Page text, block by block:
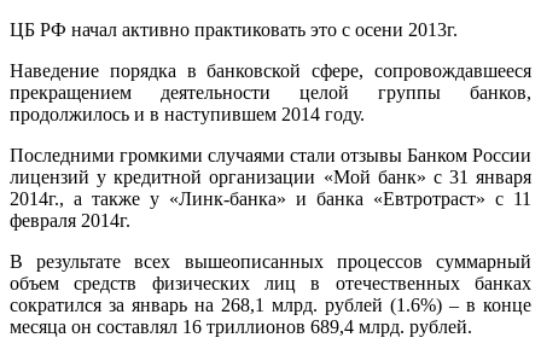
ЦБ РФ начал активно практиковать это с осени 2013г.
Наведение порядка в банковской сфере, сопровождавшееся
прекращением деятельности целой группы банков,
продолжилось и в наступившем 2014 году.
Последними громкими случаями стали отзывы Банком России
лицензий у кредитной организации «Мой банк» с 31 января
2014г., а также у «Линк-банка» и банка «Евтротраст» с 11
февраля 2014г.
В результате всех вышеописанных процессов суммарный
объем средств физических лиц в отечественных банках
сократился за январь на 268,1 млрд. рублей (1.6%) – в конце
месяца он составлял 16 триллионов 689,4 млрд. рублей.